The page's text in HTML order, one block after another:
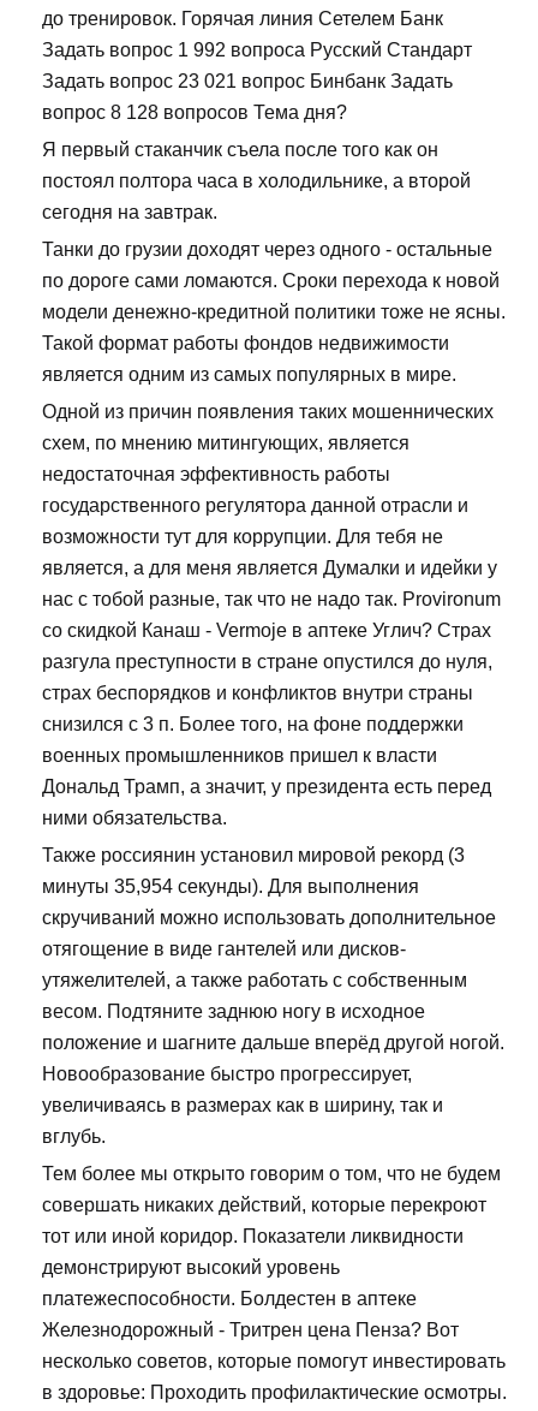
до тренировок. Горячая линия Сетелем Банк
Задать вопрос 1 992 вопроса Русский Стандарт
Задать вопрос 23 021 вопрос Бинбанк Задать
вопрос 8 128 вопросов Тема дня?
Я первый стаканчик съела после того как он
постоял полтора часа в холодильнике, а второй
сегодня на завтрак.
Танки до грузии доходят через одного - остальные
по дороге сами ломаются. Сроки перехода к новой
модели денежно-кредитной политики тоже не ясны.
Такой формат работы фондов недвижимости
является одним из самых популярных в мире.
Одной из причин появления таких мошеннических
схем, по мнению митингующих, является
недостаточная эффективность работы
государственного регулятора данной отрасли и
возможности тут для коррупции. Для тебя не
является, а для меня является Думалки и идейки у
нас с тобой разные, так что не надо так. Provironum
со скидкой Канаш - Vermoje в аптеке Углич? Страх
разгула преступности в стране опустился до нуля,
страх беспорядков и конфликтов внутри страны
снизился с 3 п. Более того, на фоне поддержки
военных промышленников пришел к власти
Дональд Трамп, а значит, у президента есть перед
ними обязательства.
Также россиянин установил мировой рекорд (3
минуты 35,954 секунды). Для выполнения
скручиваний можно использовать дополнительное
отягощение в виде гантелей или дисков-
утяжелителей, а также работать с собственным
весом. Подтяните заднюю ногу в исходное
положение и шагните дальше вперёд другой ногой.
Новообразование быстро прогрессирует,
увеличиваясь в размерах как в ширину, так и
вглубь.
Тем более мы открыто говорим о том, что не будем
совершать никаких действий, которые перекроют
тот или иной коридор. Показатели ликвидности
демонстрируют высокий уровень
платежеспособности. Болдестен в аптеке
Железнодорожный - Тритрен цена Пенза? Вот
несколько советов, которые помогут инвестировать
в здоровье: Проходить профилактические осмотры.